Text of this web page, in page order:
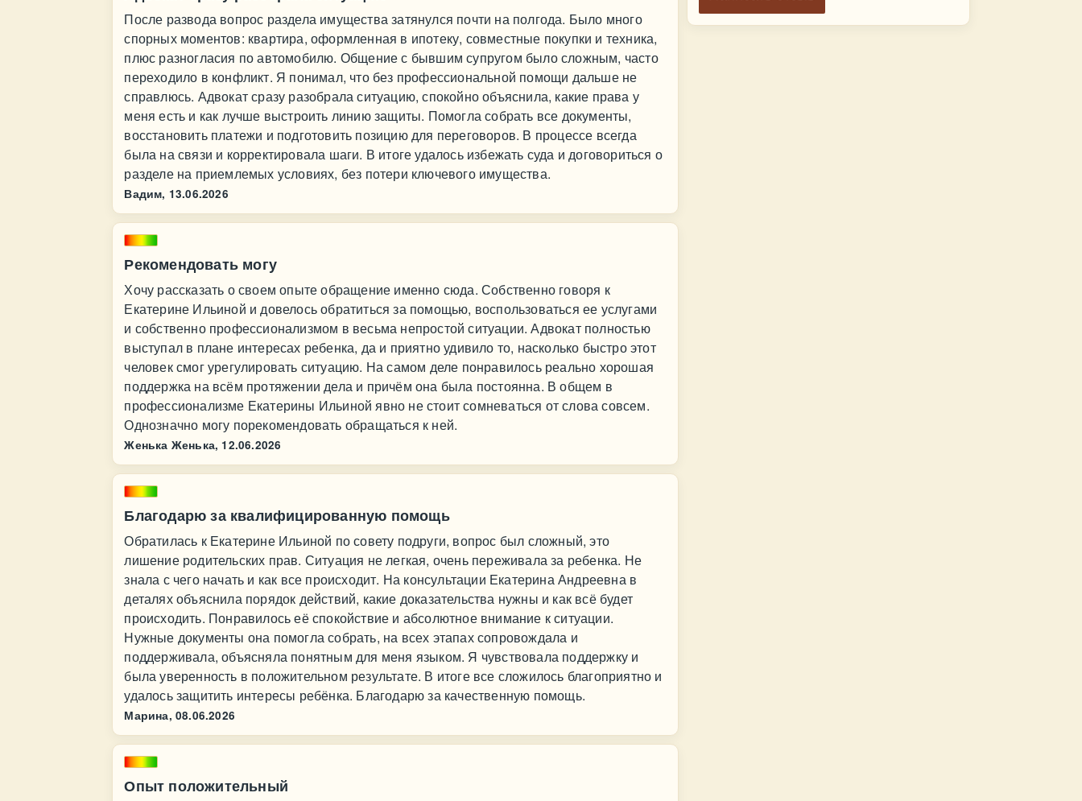
После развода вопрос раздела имущества затянулся почти на полгода. Было много
спорных моментов: квартира, оформленная в ипотеку, совместные покупки и техника,
плюс разногласия по автомобилю. Общение с бывшим супругом было сложным, часто
переходило в конфликт. Я понимал, что без профессиональной помощи дальше не
справлюсь. Адвокат сразу разобрала ситуацию, спокойно объяснила, какие права у
меня есть и как лучше выстроить линию защиты. Помогла собрать все документы,
восстановить платежи и подготовить позицию для переговоров. В процессе всегда
была на связи и корректировала шаги. В итоге удалось избежать суда и договориться о
разделе на приемлемых условиях, без потери ключевого имущества.
Вадим, 13.06.2026
Рекомендовать могу
Хочу рассказать о своем опыте обращение именно сюда. Собственно говоря к
Екатерине Ильиной и довелось обратиться за помощью, воспользоваться ее услугами
и собственно профессионализмом в весьма непростой ситуации. Адвокат полностью
выступал в плане интересах ребенка, да и приятно удивило то, насколько быстро этот
человек смог урегулировать ситуацию. На самом деле понравилось реально хорошая
поддержка на всём протяжении дела и причём она была постоянна. В общем в
профессионализме Екатерины Ильиной явно не стоит сомневаться от слова совсем.
Однозначно могу порекомендовать обращаться к ней.
Женька Женька, 12.06.2026
Благодарю за квалифицированную помощь
Обратилась к Екатерине Ильиной по совету подруги, вопрос был сложный, это
лишение родительских прав. Ситуация не легкая, очень переживала за ребенка. Не
знала с чего начать и как все происходит. На консультации Екатерина Андреевна в
деталях объяснила порядок действий, какие доказательства нужны и как всё будет
происходить. Понравилось её спокойствие и абсолютное внимание к ситуации.
Нужные документы она помогла собрать, на всех этапах сопровождала и
поддерживала, объясняла понятным для меня языком. Я чувствовала поддержку и
была уверенность в положительном результате. В итоге все сложилось благоприятно и
удалось защитить интересы ребёнка. Благодарю за качественную помощь.
Марина, 08.06.2026
Опыт положительный